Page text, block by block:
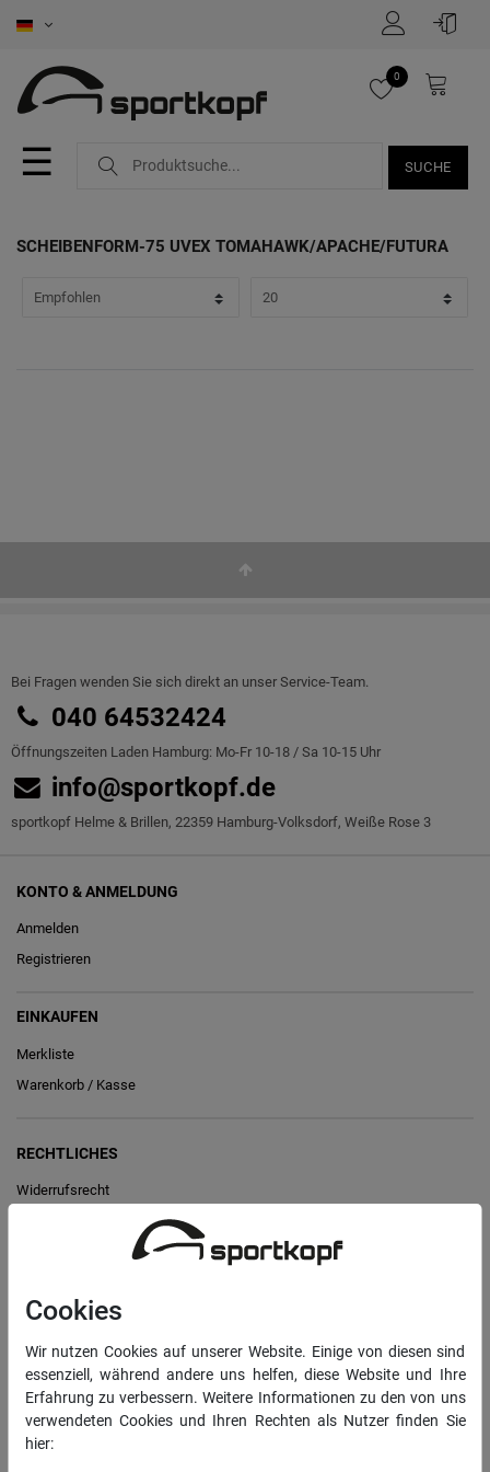
☰ SUCHE
0
SCHEIBENFORM-75 UVEX TOMAHAWK/APACHE/FUTURA
Bei Fragen wenden Sie sich direkt an unser Service-Team.
040 64532424
Öffnungszeiten Laden Hamburg: Mo-Fr 10-18 / Sa 10-15 Uhr
info@sportkopf.de
sportkopf Helme & Brillen, 22359 Hamburg-Volksdorf, Weiße Rose 3
KONTO & ANMELDUNG
Anmelden
Registrieren
EINKAUFEN
Merkliste
Warenkorb / Kasse
RECHTLICHES
Widerrufs­recht
Vertrag widerrufen
AGB
INFORMATIONEN
Über uns
FILTER
P
Cookies
Wir nutzen Cookies auf unserer Website. Einige von diesen sind
essenziell, während andere uns helfen, diese Website und Ihre
Erfahrung zu verbessern. Weitere Informationen zu den von uns
verwendeten Cookies und Ihren Rechten als Nutzer finden Sie
hier: